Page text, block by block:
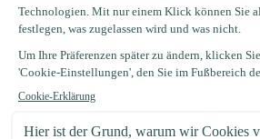
Zuletzt angesehen